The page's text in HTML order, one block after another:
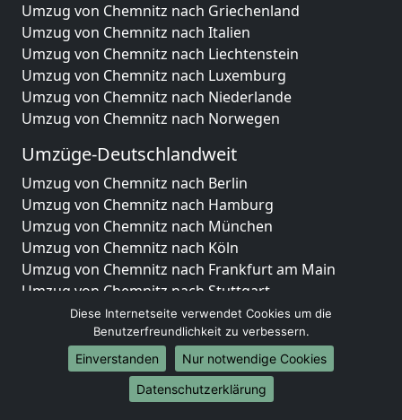
Umzug von Chemnitz nach Griechenland
Umzug von Chemnitz nach Italien
Umzug von Chemnitz nach Liechtenstein
Umzug von Chemnitz nach Luxemburg
Umzug von Chemnitz nach Niederlande
Umzug von Chemnitz nach Norwegen
Umzüge-Deutschlandweit
Umzug von Chemnitz nach Berlin
Umzug von Chemnitz nach Hamburg
Umzug von Chemnitz nach München
Umzug von Chemnitz nach Köln
Umzug von Chemnitz nach Frankfurt am Main
Umzug von Chemnitz nach Stuttgart
Umzug von Chemnitz nach Düsseldorf
Umzug von Chemnitz nach Leipzig
Umzug von Chemnitz nach Dortmund
Umzug von Chemnitz nach Essen
Umzug von Chemnitz nach Bremen
Diese Internetseite verwendet Cookies um die
Benutzerfreundlichkeit zu verbessern.
Einverstanden
Nur notwendige Cookies
Datenschutzerklärung